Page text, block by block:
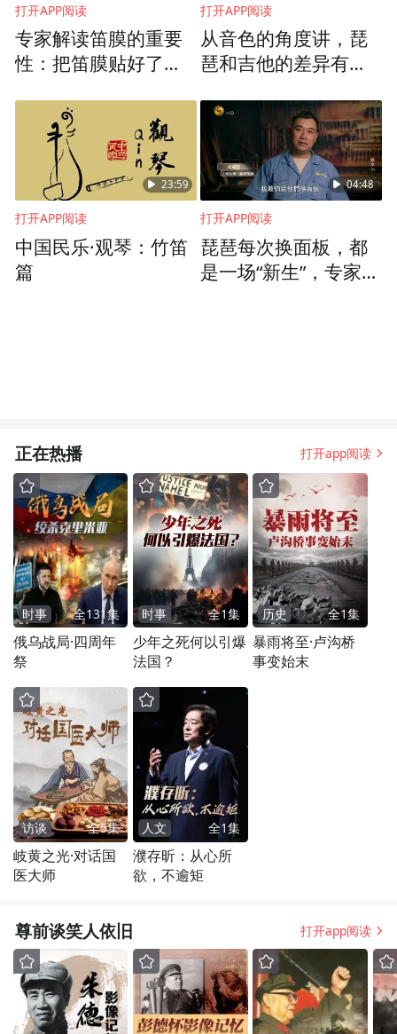
打开APP阅读
专家解读笛膜的重要
性：把笛膜贴好了，
打开APP阅读
从音色的角度讲，琵
琶和吉他的差异有多
23:59
打开APP阅读
中国民乐·观琴：竹笛
篇
04:48
打开APP阅读
琵琶每次换面板，都
是一场“新生”，专家解
正在热播 打开app阅读
时事 全131集
俄乌战局·四周年
祭
时事 全1集
少年之死何以引爆
法国？
历史 全1集
暴雨将至·卢沟桥
事变始末
访谈 全5集
岐黄之光·对话国
医大师
人文 全1集
濮存昕：从心所
欲，不逾矩
尊前谈笑人依旧 打开app阅读